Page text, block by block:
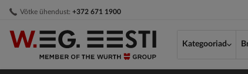
Võtke ühendust: +372 671 1900
Skip
Content
Kategooriad